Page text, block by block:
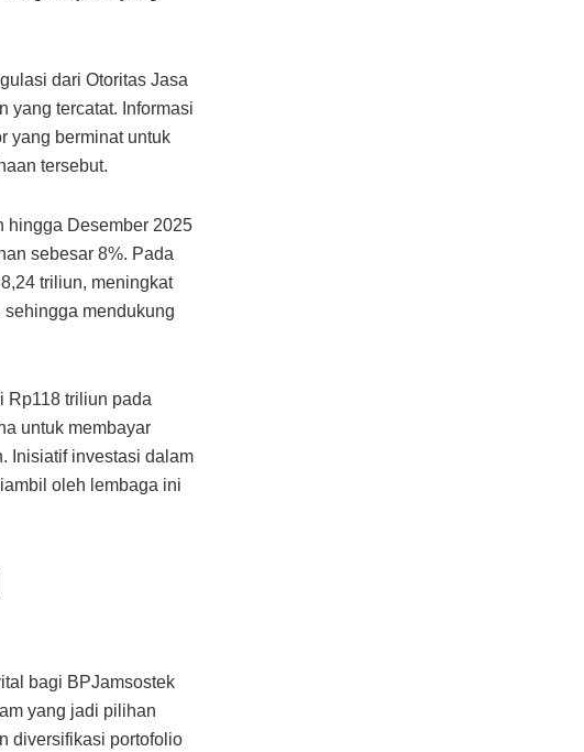
dari Otoritas Jasa
yang tercatat. Informasi
yang berminat untuk
tersebut.
hingga Desember 2025
sebesar 8%. Pada
triliun, meningkat
mendukung
Rp118 triliun pada
untuk membayar
Inisiatif investasi dalam
oleh lembaga ini
bagi BPJamsostek
yang jadi pilihan
diversifikasi portofolio